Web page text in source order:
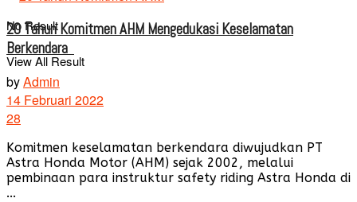
No Result
View All Result
20 Tahun Komitmen AHM Mengedukasi Keselamatan
Berkendara
byAdmin
14 Februari 2022
28
Komitmen keselamatan berkendara diwujudkan PT
Astra Honda Motor (AHM) sejak 2002, melalui
pembinaan para instruktur safety riding Astra Honda di
...